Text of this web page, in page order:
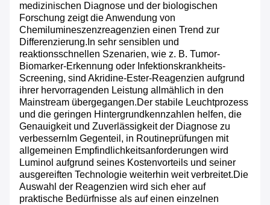
medizinischen Diagnose und der biologischen
Forschung zeigt die Anwendung von
Chemilumineszenzreagenzien einen Trend zur
Differenzierung.In sehr sensiblen und
reaktionsschnellen Szenarien, wie z. B. Tumor-
Biomarker-Erkennung oder Infektionskrankheits-
Screening, sind Akridine-Ester-Reagenzien aufgrund
ihrer hervorragenden Leistung allmählich in den
Mainstream übergegangen.Der stabile Leuchtprozess
und die geringen Hintergrundkennzahlen helfen, die
Genauigkeit und Zuverlässigkeit der Diagnose zu
verbessernIm Gegenteil, in Routineprüfungen mit
allgemeinen Empfindlichkeitsanforderungen wird
Luminol aufgrund seines Kostenvorteils und seiner
ausgereiften Technologie weiterhin weit verbreitet.Die
Auswahl der Reagenzien wird sich eher auf
praktische Bedürfnisse als auf einen einzelnen